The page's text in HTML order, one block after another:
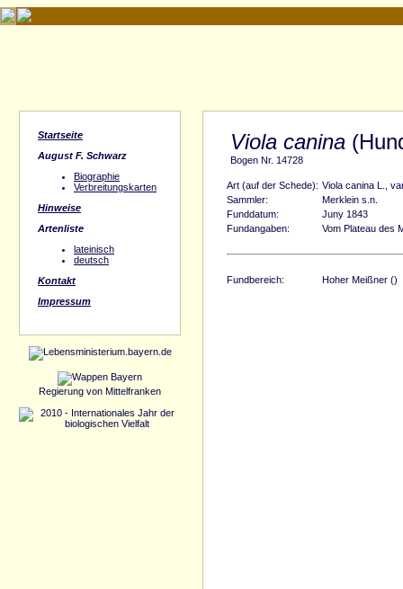
Startseite
August F. Schwarz
Biographie
Verbreitungskarten
Hinweise
Artenliste
lateinisch
deutsch
Kontakt
Impressum
Regierung von Mittelfranken
Viola canina
Bogen Nr. 14728
Art (auf der Schede): Viola canina L.,
Sammler:
Merklein s.n.
Funddatum:
Juny 1843
Fundangaben:
Vom Plateau des
Fundbereich: Hoher Meißner ()